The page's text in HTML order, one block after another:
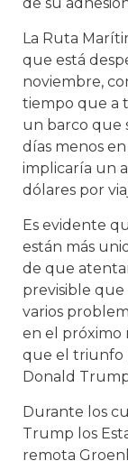
La Ruta
que está
noviembre,
tiempo que a
un barco que
días menos
implicaría un
dólares por
Es evidente
están más
de que
previsible
varios
en el próximo
que el triunfo
Donald
Durante los
Trump los
remota